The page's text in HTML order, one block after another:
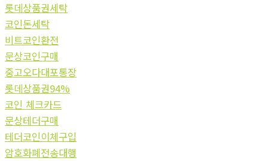
롯데상품권세탁
코인돈세탁
비트코인환전
문상코인구매
중고오다대포통장
롯데상품권94%
코인 체크카드
문상테더구매
테더코인이체구입
암호화폐전송대행